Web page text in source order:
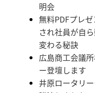
明会
無料PDFプレ
され社員が自
変わる秘訣
広島商工会議
ー登壇します
井原ロータリ